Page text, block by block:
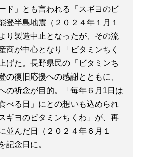
ド」とも言われる「スギヨのビ
登半島地震（２０２４年１月１
り製造中止となったが、その流
商が中心となり「ビタミンちく
げた。長野県民の「ビタミンち
の復旧応援への感謝とともに、
の祈念が目的。「毎年６月1日は
べる日」にとの想いも込められ
ギヨのビタミンちくわ」が、再
並んだ日（２０２４年６月１
記念日に。